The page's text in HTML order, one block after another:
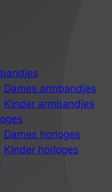
Dames armbandjes
Kinder armbandjes
Dames horloges
Kinder horloges